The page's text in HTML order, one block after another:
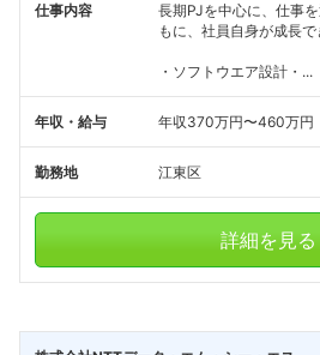
仕事内容
長期PJを中心に、仕事
もに、社員自身が成長で
・ソフトウエア設計・...
年収・給与 年収370万円〜460万円
勤務地 江東区
詳細を見る